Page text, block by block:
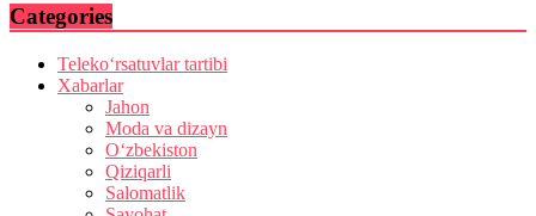
Categories
Teleko‘rsatuvlar tartibi
Xabarlar
Jahon
Moda va dizayn
O‘zbekiston
Qiziqarli
Salomatlik